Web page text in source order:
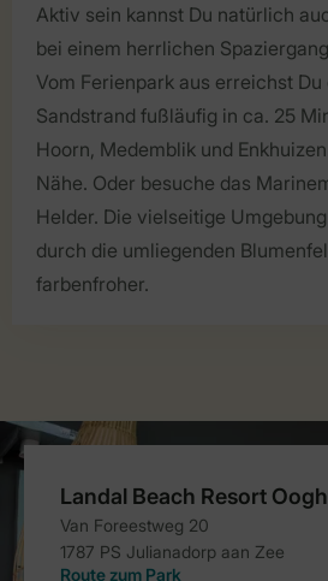
Aktiv sein kannst Du natürlich
bei einem herrlichen
Vom Ferienpark aus erreichst Du
Sandstrand fußläufig in ca. 25
Hoorn, Medemblik und
Nähe. Oder besuche das
Helder. Die vielseitige
durch die umliegenden
farbenfroher.